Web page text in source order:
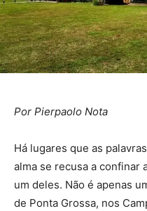
Por Pierpaolo Nota
Há lugares que as
alma se recusa a confinar
um deles. Não é apenas
de Ponta Grossa, nos